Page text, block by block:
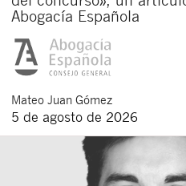
Abogacía Española
Mateo Juan Gómez
5 de agosto de 2026